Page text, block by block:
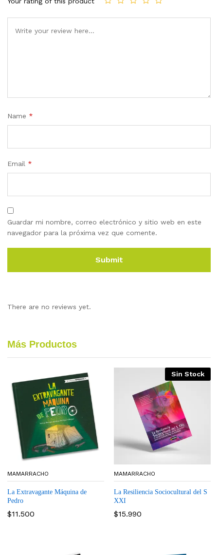
Name *
Email *
Guardar mi nombre, correo electrónico y sitio web en este
navegador para la próxima vez que comente.
There are no reviews yet.
Más Productos
MAMARRACHO
La Extravagante Máquina de
Pedro
$11.500
Sin Stock
MAMARRACHO
La Resiliencia Sociocultural del S
XXI
$15.990